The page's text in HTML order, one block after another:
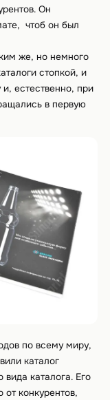
Он
чтоб он был
же, но немного
стопкой, и
естественно, при
в первую
по всему миру,
каталог
каталога. Его
конкурентов,